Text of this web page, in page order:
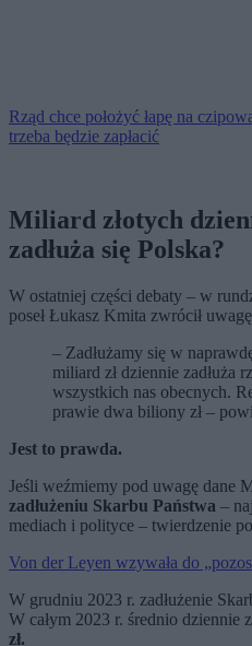
Rząd chce położyć łapę na
trzeba będzie zapłacić
Miliard złotych
zadłuża się Polska?
W ostatniej części debaty – w
poseł Łukasz Kmita zwrócił
– Zadłużamy się w
miliard zł dziennie zadłuża
wszystkich nas obecnych.
prawie dwa biliony zł –
Jest to prawda.
Jeśli weźmiemy pod uwagę dane
zadłużeniu Skarbu Państwa –
mediach i polityce – twierdzenie
Von der Leyen wzywała do
W grudniu 2023 r. zadłużenie
W całym 2023 r. średnio dziennie
zł.